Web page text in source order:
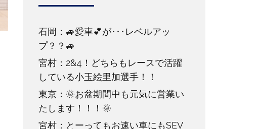
石岡：🚙愛車💕が･･･レベルアッ
プ？？🚙
宮村：2&4！どちらもレースで活躍
している小玉絵里加選手！！
東京：🌞お盆期間中も元気に営業い
たします！！！🌞
宮村：とーってもお速い車にもSEV